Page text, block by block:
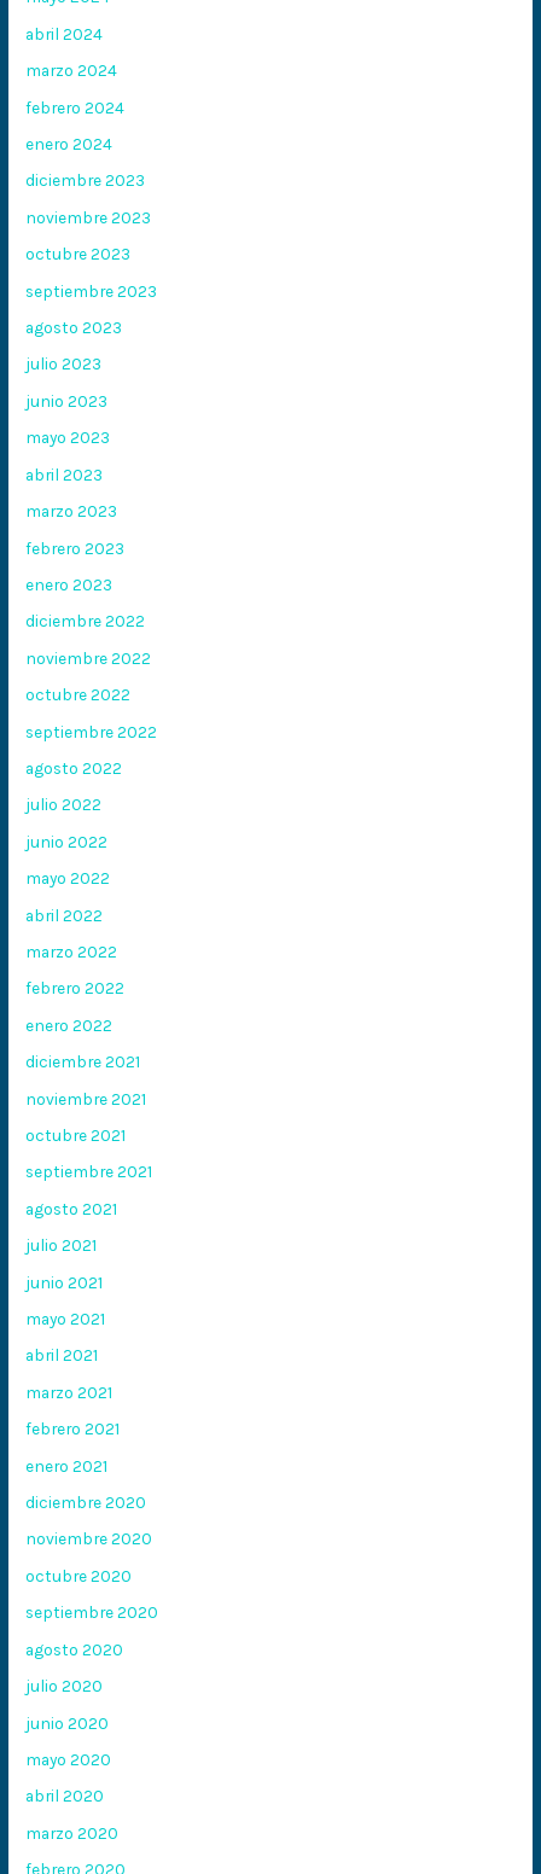
abril 2024
marzo 2024
febrero 2024
enero 2024
diciembre 2023
noviembre 2023
octubre 2023
septiembre 2023
agosto 2023
julio 2023
junio 2023
mayo 2023
abril 2023
marzo 2023
febrero 2023
enero 2023
diciembre 2022
noviembre 2022
octubre 2022
septiembre 2022
agosto 2022
julio 2022
junio 2022
mayo 2022
abril 2022
marzo 2022
febrero 2022
enero 2022
diciembre 2021
noviembre 2021
octubre 2021
septiembre 2021
agosto 2021
julio 2021
junio 2021
mayo 2021
abril 2021
marzo 2021
febrero 2021
enero 2021
diciembre 2020
noviembre 2020
octubre 2020
septiembre 2020
agosto 2020
julio 2020
junio 2020
mayo 2020
abril 2020
marzo 2020
febrero 2020